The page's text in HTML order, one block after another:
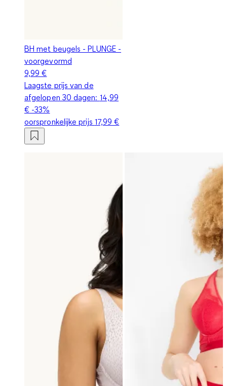
BH met beugels - PLUNGE -
voorgevormd
9,99 €
Laagste prijs van de
afgelopen 30 dagen: 14,99
€ -33%
oorspronkelijke prijs 17,99 €